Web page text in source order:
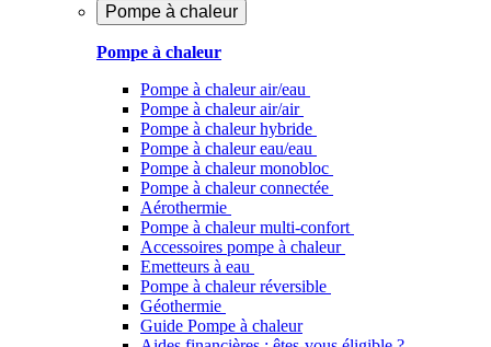
Pompe à chaleur
Pompe à chaleur
Pompe à chaleur air/eau
Pompe à chaleur air/air
Pompe à chaleur hybride
Pompe à chaleur​ eau/eau
Pompe à chaleur monobloc
Pompe à chaleur connectée
Aérothermie
Pompe à chaleur multi-confort
Accessoires pompe à chaleur
Emetteurs à eau
Pompe à chaleur réversible
Géothermie
Guide Pompe à chaleur